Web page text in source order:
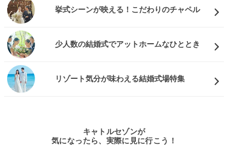
挙式シーンが映える！こだわりのチャペル
少人数の結婚式でアットホームなひととき
リゾート気分が味わえる結婚式場特集
キャトルセゾンが
気になったら、実際に見に行こう！